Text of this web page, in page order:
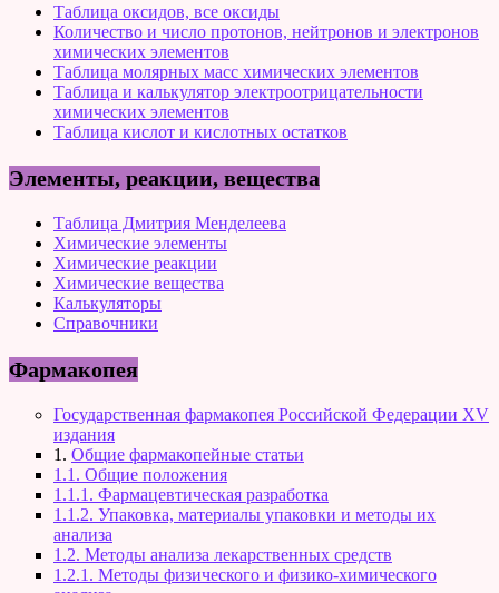
Таблица оксидов, все оксиды
Количество и число протонов, нейтронов и электронов
химических элементов
Таблица молярных масс химических элементов
Таблица и калькулятор электроотрицательности
химических элементов
Таблица кислот и кислотных остатков
Элементы, реакции, вещества
Таблица Дмитрия Менделеева
Химические элементы
Химические реакции
Химические вещества
Калькуляторы
Справочники
Фармакопея
Государственная фармакопея Российской Федерации XV
издания
1. Общие фармакопейные статьи
1.1. Общие положения
1.1.1. Фармацевтическая разработка
1.1.2. Упаковка, материалы упаковки и методы их
анализа
1.2. Методы анализа лекарственных средств
1.2.1. Методы физического и физико-химического